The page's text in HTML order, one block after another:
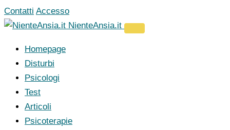
Vai
al
Contatti Accesso
NienteAnsia.it
Homepage
Disturbi
Psicologi
Test
Articoli
Psicoterapie